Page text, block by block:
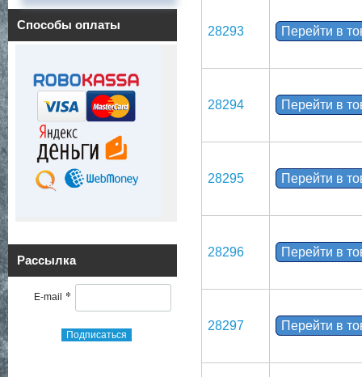
Способы оплаты
Рассылка
E-mail *
Подписаться
28293 Перейти в
28294 Перейти в
28295 Перейти в
28296 Перейти в
28297 Перейти в